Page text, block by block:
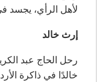
لأهل الرأي، يجسد
إرث خالد
خالدًا في ذاكرة